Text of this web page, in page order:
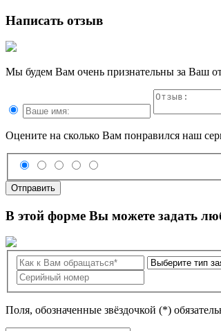
Написать отзыв
Мы будем Вам очень признательны за Ваш
Оцените на сколько Вам понравился наш
Отправить
В этой форме Вы можете задать
Поля, обозначенные звёздочкой (*)